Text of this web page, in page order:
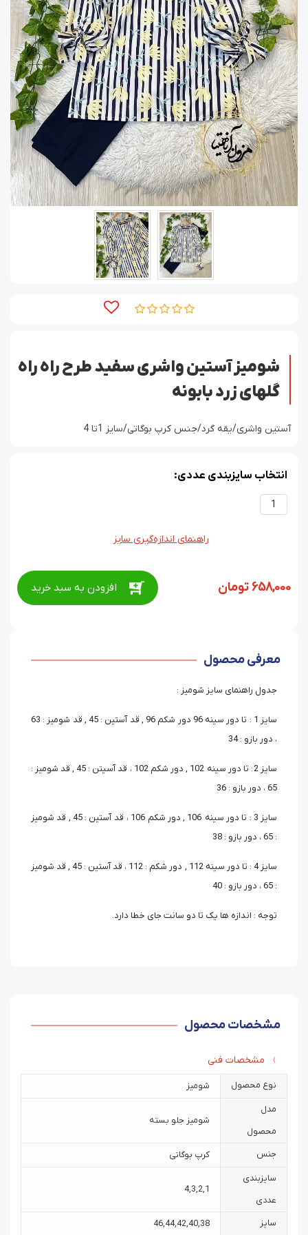
شومیز آستین واشری سفید طرح راه راه
گلهای زرد بابونه
آستین واشری/یقه گرد/جنس کرپ بوگاتی/سایز 1تا 4
انتخاب سایزبندی عددی:
1
راهنمای اندازه‌گیری سایز
658,000تومان افزودن به سبد خرید
معرفی محصول
جدول راهنمای سایز شومیز :
سایز 1 : تا دور سینه 96 دور شکم 96 , قد آستین : 45 , قد شومیز : 63
، دور بازو : 34
سایز 2 : تا دور سینه 102 , دور شکم 102 ، قد آسیتن : 45 , قد شومیز :
65 ، دور بازو : 36
سایز 3 : تا دور سینه 106 , دور شکم 106 ، قد آستین : 45 , قد شومیز
: 65 ، دور بازو : 38
سایز 4 : تا دور سینه 112 , دور شکم : 112 ، قد آستین : 45 , قد شومیز
: 65 ، دور بازو : 40
توجه : اندازه ها یک تا دو سانت جای خطا دارد.
مشخصات محصول
مشخصات فنی
نوع محصول شومیز
مدل
محصول
شومیز جلو بسته
جنس کرپ بوگاتی
سایزبندی
عددی
1
,
2
,
3
,
4
سایز 38
,
40
,
42
,
44
,
46